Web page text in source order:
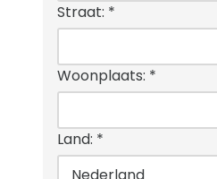
Straat: *
Woonplaats: *
Land: *